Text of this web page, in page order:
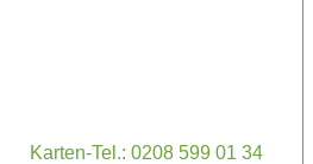
Karten-Tel.: 0208 599 01 34